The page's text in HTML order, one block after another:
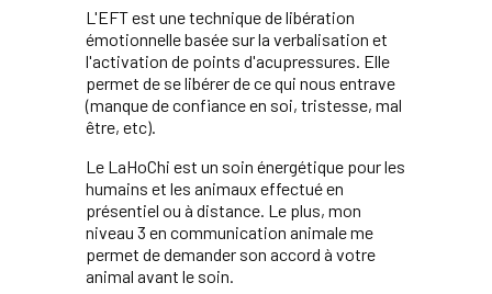
L'EFT est une technique de libération
émotionnelle basée sur la verbalisation et
l'activation de points d'acupressures. Elle
permet de se libérer de ce qui nous entrave
(manque de confiance en soi, tristesse, mal
être, etc).
Le LaHoChi est un soin énergétique pour les
humains et les animaux effectué en
présentiel ou à distance. Le plus, mon
niveau 3 en communication animale me
permet de demander son accord à votre
animal avant le soin.